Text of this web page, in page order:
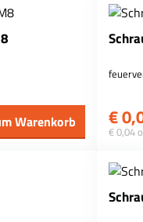
Warenkorb €
€ 0,04